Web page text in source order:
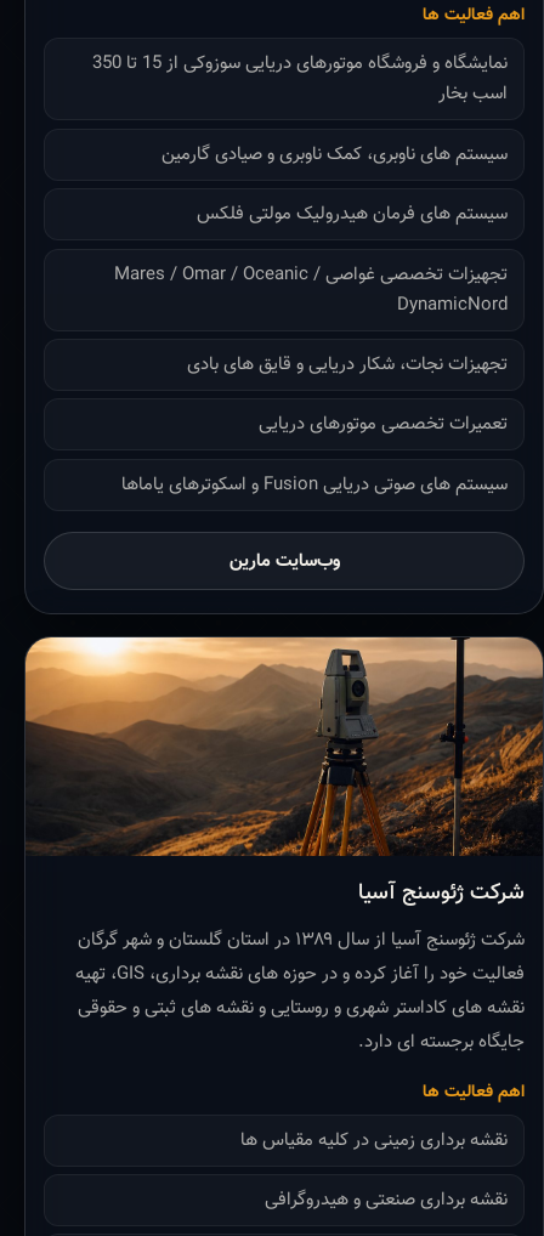
اهم فعالیت ها
نمایشگاه و فروشگاه موتورهای دریایی سوزوکی از 15 تا 350
اسب بخار
سیستم های ناوبری، کمک ناوبری و صیادی گارمین
سیستم های فرمان هیدرولیک مولتی فلکس
تجهیزات تخصصی غواصی Mares / Omar / Oceanic /
DynamicNord
تجهیزات نجات، شکار دریایی و قایق های بادی
تعمیرات تخصصی موتورهای دریایی
سیستم های صوتی دریایی Fusion و اسکوترهای یاماها
وب‌سایت مارین
شرکت ژئوسنج آسیا
شرکت ژئوسنج آسیا از سال ۱۳۸۹ در استان گلستان و شهر گرگان
فعالیت خود را آغاز کرده و در حوزه های نقشه برداری، GIS، تهیه
نقشه های کاداستر شهری و روستایی و نقشه های ثبتی و حقوقی
جایگاه برجسته ای دارد.
اهم فعالیت ها
نقشه برداری زمینی در کلیه مقیاس ها
نقشه برداری صنعتی و هیدروگرافی